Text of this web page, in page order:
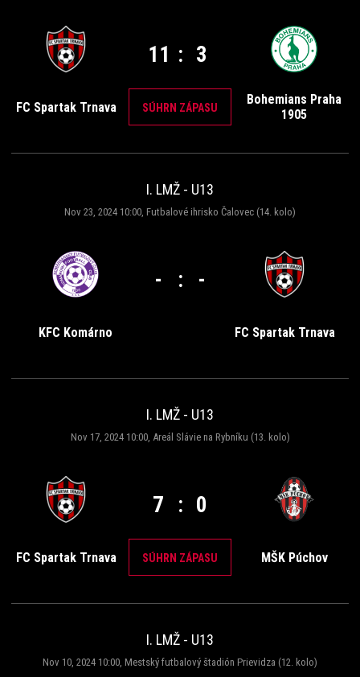
FC Spartak Trnava
11 : 3
SÚHRN ZÁPASU
Bohemians Praha
1905
I. LMŽ - U13
Nov 23, 2024 10:00, Futbalové ihrisko Čalovec (14. kolo)
KFC Komárno
- : -
FC Spartak Trnava
I. LMŽ - U13
Nov 17, 2024 10:00, Areál Slávie na Rybníku (13. kolo)
FC Spartak Trnava
7 : 0
SÚHRN ZÁPASU MŠK Púchov
I. LMŽ - U13
Nov 10, 2024 10:00, Mestský futbalový štadión Prievidza (12. kolo)